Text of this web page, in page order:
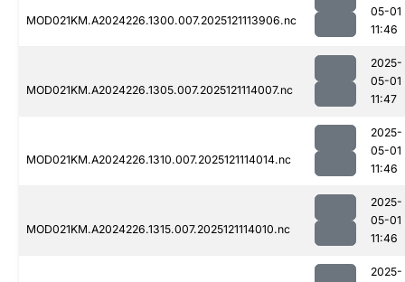
MOD021KM.A2024226.1300.007.2025121113906.nc
05-01
11:46
MOD021KM.A2024226.1305.007.2025121114007.nc
2025-
05-01
11:47
MOD021KM.A2024226.1310.007.2025121114014.nc
2025-
05-01
11:46
MOD021KM.A2024226.1315.007.2025121114010.nc
2025-
05-01
11:46
2025-